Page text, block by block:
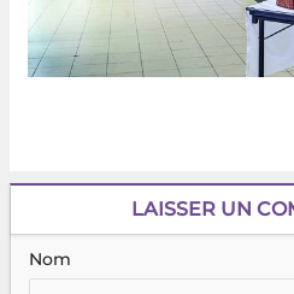
LAISSER UN
Nom